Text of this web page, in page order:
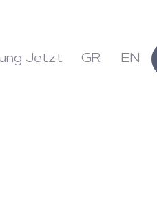
Jetzt GR EN